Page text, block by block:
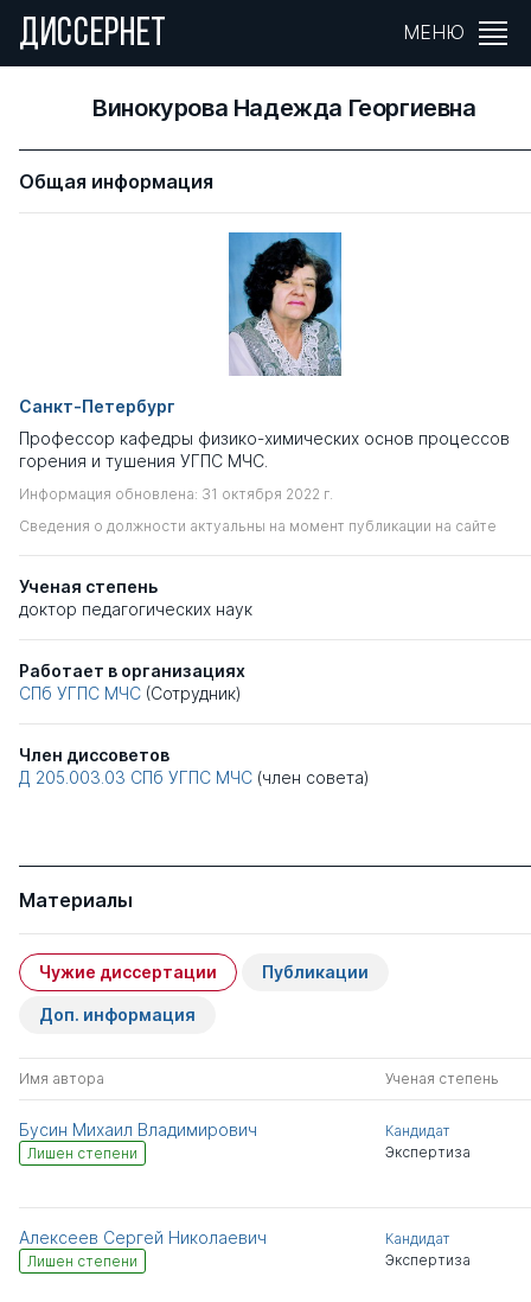
ДИССЕРНЕТ МЕНЮ
Винокурова Надежда Георгиевна
Общая информация
Санкт-Петербург
Профессор кафедры физико-химических основ процессов
горения и тушения УГПС МЧС.
Информация обновлена: 31 октября 2022 г.
Сведения о должности актуальны на момент публикации на сайте
Ученая степень
доктор педагогических наук
Работает в организациях
СПб УГПС МЧС (Сотрудник)
Член диссоветов
Д 205.003.03 СПб УГПС МЧС (член совета)
Материалы
Чужие диссертации Публикации
Доп. информация
Имя автора Ученая степень
Бусин Михаил Владимирович
Лишен степени
Кандидат
Экспертиза
Алексеев Сергей Николаевич
Лишен степени
Кандидат
Экспертиза